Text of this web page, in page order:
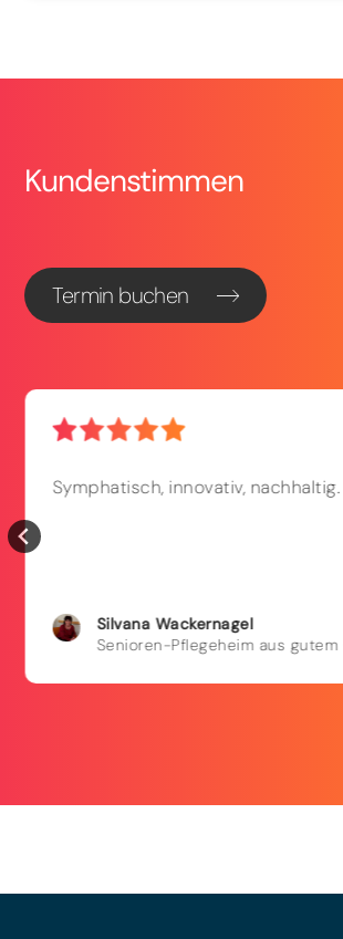
Kundenstimmen
Termin buchen
Symphatisch, innovativ, nachhaltig.
Silvana Wackernagel
Senioren-Pflegeheim aus gutem